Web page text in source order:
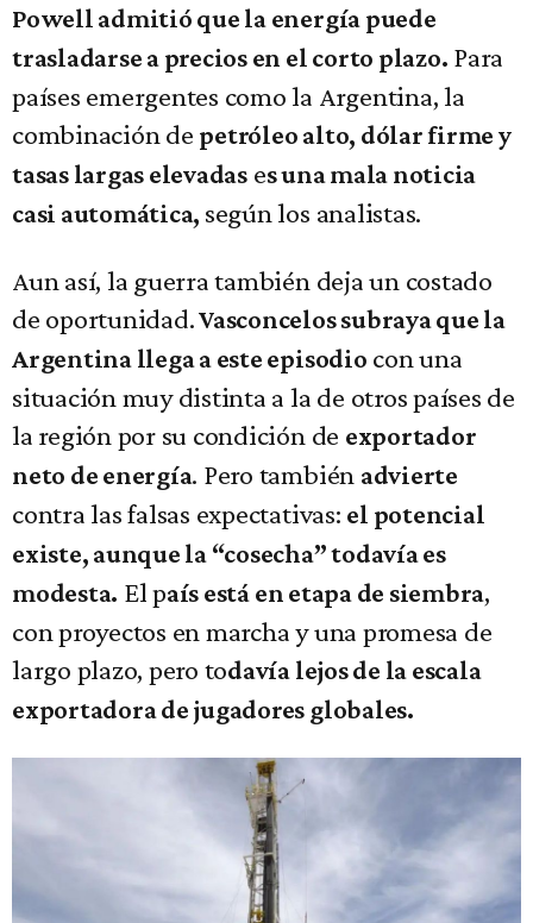
Powell admitió que la energía puede
trasladarse a precios en el corto plazo. Para
países emergentes como la Argentina, la
combinación de petróleo alto, dólar firme y
tasas largas elevadases una mala noticia
casi automática, según los analistas.
Aun así, la guerra también deja un costado
de oportunidad.Vasconcelos subraya que la
Argentina llega a este episodio con una
situación muy distinta a la de otros países de
la región por su condición de exportador
neto de energía. Pero también advierte
contra las falsas expectativas: el potencial
existe, aunque la “cosecha” todavía es
modesta. El país está en etapa de siembra,
con proyectos en marcha y una promesa de
largo plazo, pero todavía lejos de la escala
exportadora de jugadores globales.